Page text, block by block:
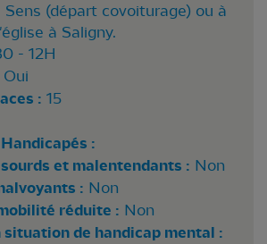
Sens (départ covoiturage) ou à
à Saligny.
- 12H
Oui
: 15
:
et malentendants : Non
: Non
réduite : Non
situation de handicap mental :